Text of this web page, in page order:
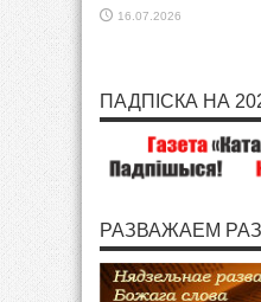
16.07.2026
ПАДПІСКА НА
РАЗВАЖАЕМ